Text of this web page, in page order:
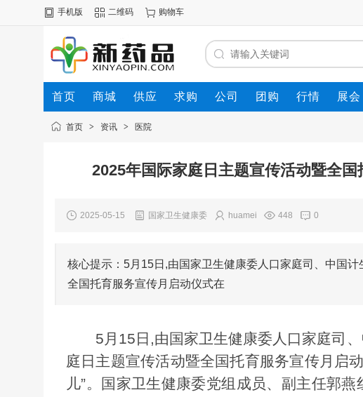
手机版 二维码 购物车
首页 商城 供应 求购 公司 团购 行情 展会
首页 > 资讯 > 医院
2025年国际家庭日主题宣传活动暨全
2025-05-15 国家卫生健康委 huamei 448 0
核心提示：5月15日,由国家卫生健康委人口家庭司、中国
全国托育服务宣传月启动仪式在
5 月 15 日,由国家卫生健康委人口家庭司
庭日主题宣传活动暨全国托育服务宣传月启
儿”。国家卫生健康委党组成员、副主任郭